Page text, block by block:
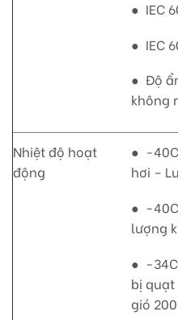
● IEC
● IEC
● Độ
không
Nhiệt độ hoạt
động
● -
hơi –
● -40C
lượng
● -
bị
gió